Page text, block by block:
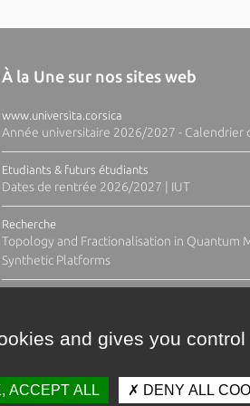
À la Une sur nos sites web
www.universita.corsica
Année universitaire 2026/2027 - Calendrier
Etudiants & futurs étudiants
Dates de rentrée 2026/2027 | IUT
Recherche
Topology and Fractionalisation in Quantum
Synthetic Platforms
and gives you
ACCEPT ALL DENY ALL